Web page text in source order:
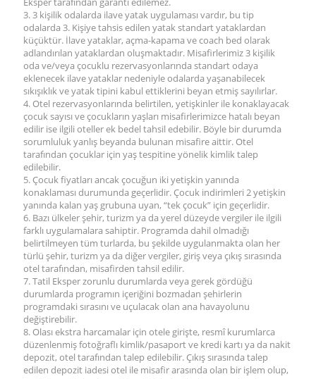
3. 3 kişilik odalarda ilave yatak uygulaması vardır, bu tip
odalarda 3. Kişiye tahsis edilen yatak standart yataklardan
küçüktür. İlave yataklar, açma-kapama ve coach bed olarak
adlandırılan yataklardan oluşmaktadır. Misafirlerimiz 3 kişilik
oda ve/veya çocuklu rezervasyonlarında standart odaya
eklenecek ilave yataklar nedeniyle odalarda yaşanabilecek
sıkışıklık ve yatak tipini kabul ettiklerini beyan etmiş sayılırlar.
4. Otel rezervasyonlarında belirtilen, yetişkinler ile konaklayacak
çocuk sayısı ve çocukların yaşları misafirlerimizce hatalı beyan
edilir ise ilgili oteller ek bedel tahsil edebilir. Böyle bir durumda
sorumluluk yanlış beyanda bulunan misafire aittir. Otel
tarafından çocuklar için yaş tespitine yönelik kimlik talep
edilebilir.
5. Çocuk fiyatları ancak çocuğun iki yetişkin yanında
konaklaması durumunda geçerlidir. Çocuk indirimleri 2 yetişkin
yanında kalan yaş grubuna uyan, “tek çocuk” için geçerlidir.
6. Bazı ülkeler şehir, turizm ya da yerel düzeyde vergiler ile ilgili
farklı uygulamalara sahiptir. Programda dahil olmadığı
belirtilmeyen tüm turlarda, bu şekilde uygulanmakta olan her
türlü şehir, turizm ya da diğer vergiler, giriş veya çıkış sırasında
otel tarafından, misafirden tahsil edilir.
7. Tatil Eksper zorunlu durumlarda veya gerek gördüğü
durumlarda programın içeriğini bozmadan şehirlerin
programdaki sırasını ve uçulacak olan ana havayolunu
değiştirebilir.
8. Olası ekstra harcamalar için otele girişte, resmî kurumlarca
düzenlenmiş fotoğraflı kimlik/pasaport ve kredi kartı ya da nakit
depozit, otel tarafından talep edilebilir. Çıkış sırasında talep
edilen depozit iadesi otel ile misafir arasında olan bir işlem olup,